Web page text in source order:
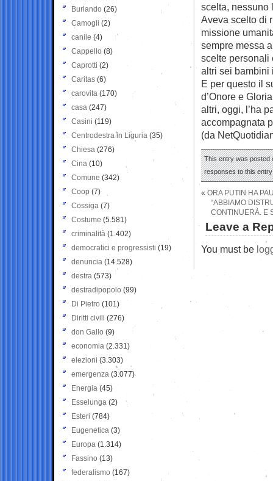
scelta, nessuno
Aveva scelto di
missione
sempre messa
scelte personali
altri sei bambini
E per questo il
d’Onore e
altri, oggi, l’ha
accompagnata
(da
This entry was posted
responses to this
« ORA PUTIN HA
“ABBIAMO
CONTINUERÀ. E
Leave a
You must be
Burlando (26)
Camogli (2)
canile (4)
Cappello (8)
Caprotti (2)
Caritas (6)
carovita (170)
casa (247)
Casini (119)
Centrodestra in Liguria (35)
Chiesa (276)
Cina (10)
Comune (342)
Coop (7)
Cossiga (7)
Costume (5.581)
criminalità (1.402)
democratici e progressisti (19)
denuncia (14.528)
destra (573)
destradipopolo (99)
Di Pietro (101)
Diritti civili (276)
don Gallo (9)
economia (2.331)
elezioni (3.303)
emergenza (3.077)
Energia (45)
Esselunga (2)
Esteri (784)
Eugenetica (3)
Europa (1.314)
Fassino (13)
federalismo (167)